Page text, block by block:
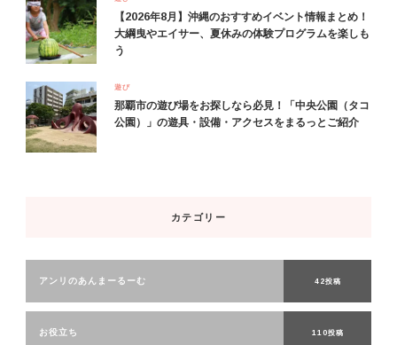
【2026年8月】沖縄のおすすめイベント情報まとめ！
大綱曳やエイサー、夏休みの体験プログラムを楽しも
う
遊び
那覇市の遊び場をお探しなら必見！「中央公園（タコ
公園）」の遊具・設備・アクセスをまるっとご紹介
カテゴリー
アンリのあんまーるーむ 42投稿
お役立ち 110投稿